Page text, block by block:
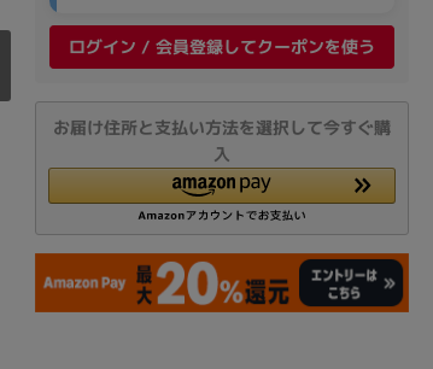
ログイン / 会員登録してクーポンを使う
お届け住所と支払い方法を選択して今すぐ購
入